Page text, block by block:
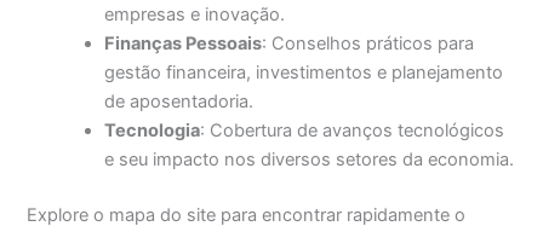
empresas e inovação.
Finanças Pessoais: Conselhos práticos para
gestão financeira, investimentos e planejamento
de aposentadoria.
Tecnologia: Cobertura de avanços tecnológicos
e seu impacto nos diversos setores da economia.
Explore o mapa do site para encontrar rapidamente o